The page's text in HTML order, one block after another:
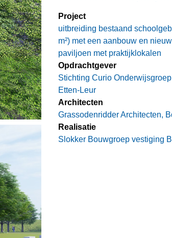
Project
uitbreiding bestaand
m²) met een aanbouw en
paviljoen met praktijklokalen
Opdrachtgever
Stichting Curio
Etten-Leur
Architecten
Grassodenridder Architecten,
Realisatie
Slokker Bouwgroep vestiging